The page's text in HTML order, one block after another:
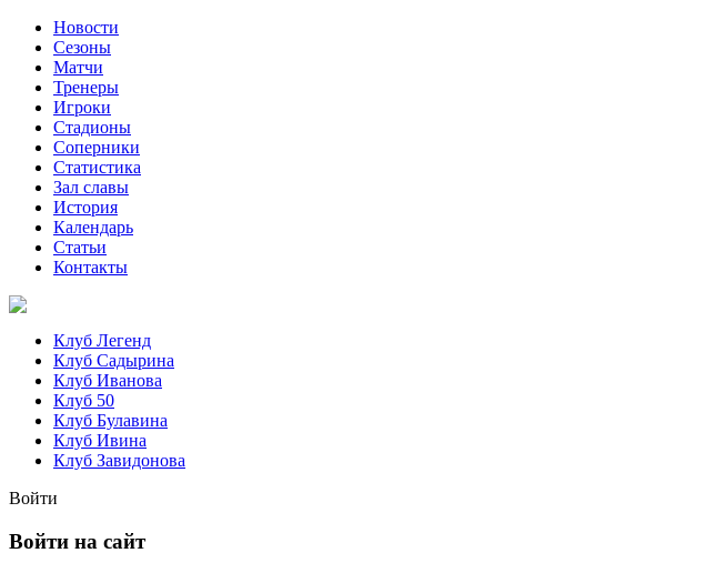
Новости
Сезоны
Матчи
Тренеры
Игроки
Стадионы
Соперники
Статистика
Зал славы
История
Календарь
Статьи
Контакты
Клуб Легенд
Клуб Садырина
Клуб Иванова
Клуб 50
Клуб Булавина
Клуб Ивина
Клуб Завидонова
Войти
Войти на сайт